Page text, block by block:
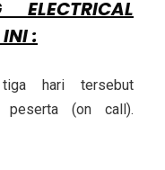
ELECTRICAL
:
tiga hari tersebut
peserta (on call).